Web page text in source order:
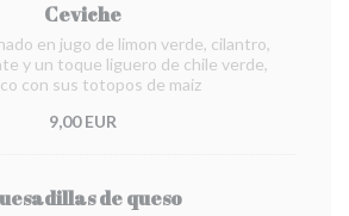
Ceviche
en jugo de limon verde, cilantro,
y un toque liguero de chile verde,
con sus totopos de maiz
9,00 EUR
de queso